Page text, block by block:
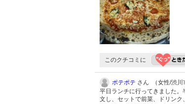
このクチコミに
ポテポテ さん （女性/渋川
平日ランチに行ってきました
文し、セットで前菜、ドリン